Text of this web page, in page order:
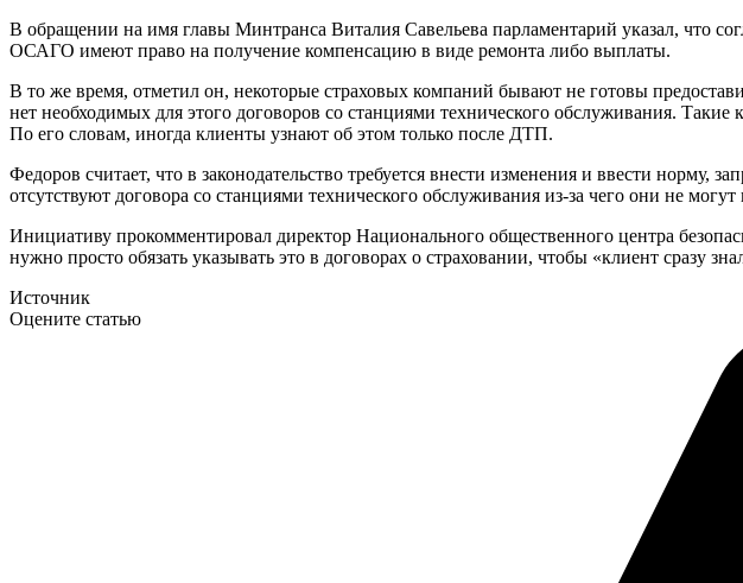
В обращении на имя главы Минтранса Виталия Савельева парламентарий указал, что
ОСАГО имеют право на получение компенсацию в виде ремонта либо выплаты.
В то же время, отметил он, некоторые страховых компаний бывают не готовы
нет необходимых для этого договоров со станциями технического обслуживания.
По его словам, иногда клиенты узнают об этом только после ДТП.
Федоров считает, что в законодательство требуется внести изменения и ввести
отсутствуют договора со станциями технического обслуживания из-за чего они не
Инициативу прокомментировал директор Национального общественного центра
нужно просто обязать указывать это в договорах о страховании, чтобы «клиент сразу
Источник
Оцените статью